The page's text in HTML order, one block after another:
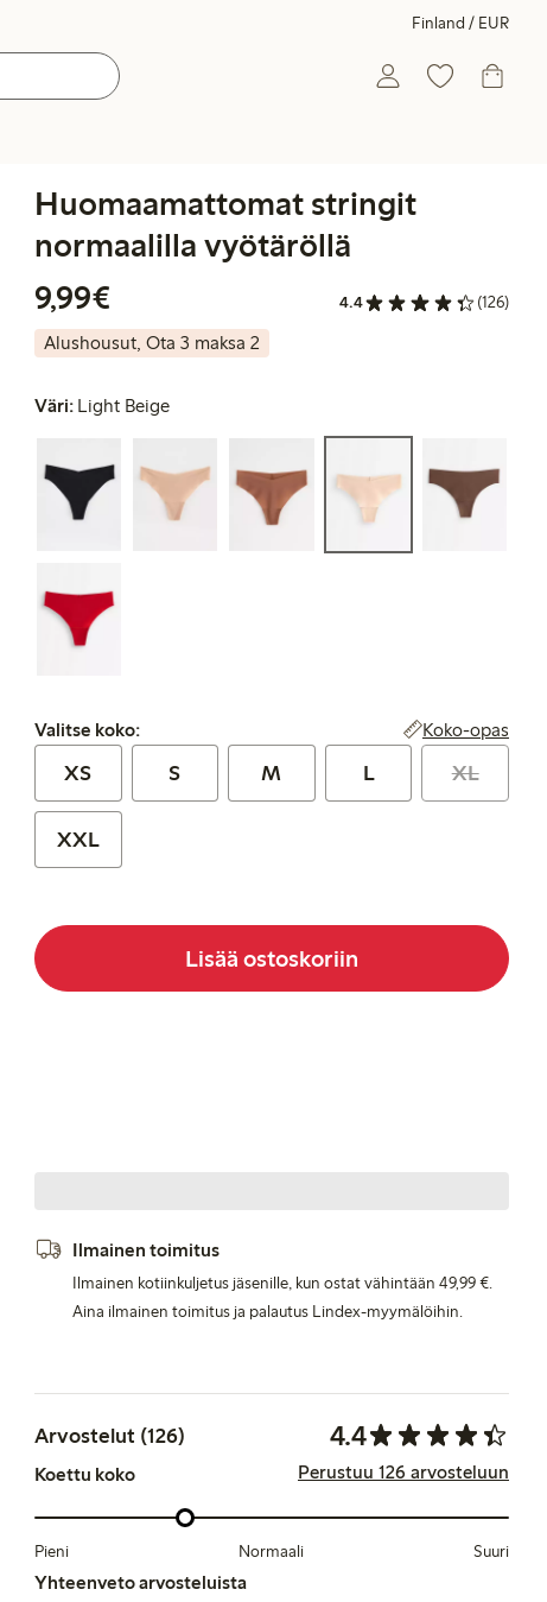
Finland / EUR
Huomaamattomat stringit
normaalilla vyötäröllä
9,99€
4.4 (126)
Alushousut, Ota 3 maksa 2
Väri: Light Beige
Valitse koko:
Valitse koko: Koko-opas
XS S M L XL
XXL
Lisää ostoskoriin
Ilmainen toimitus
Ilmainen kotiinkuljetus jäsenille, kun ostat vähintään 49,99 €.
Aina ilmainen toimitus ja palautus Lindex-myymälöihin.
Arvostelut (126) 4.4
Koettu koko Perustuu 126 arvosteluun
Pieni Normaali Suuri
Yhteenveto arvosteluista